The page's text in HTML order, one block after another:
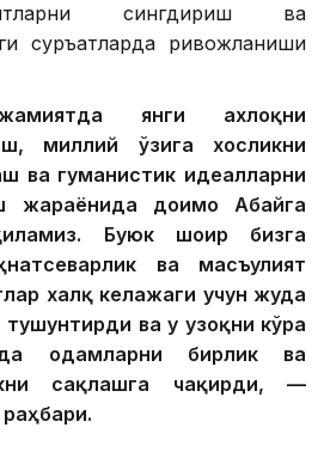
сингдириш ва
суръатларда ривожланиши
янги ахлоқни
миллий ўзига хосликни
ва гуманистик идеалларни
жараёнида доимо Абайга
Буюк шоир бизга
ва масъулият
халқ келажаги учун жуда
ва у узоқни кўра
одамларни бирлик ва
сақлашга чақирди, —